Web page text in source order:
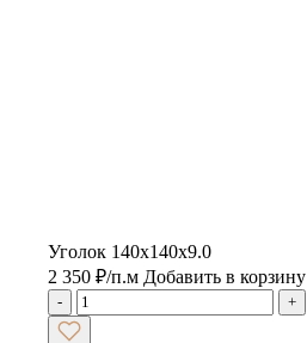
Уголок 140х140х9.0
2 350 ₽/п.м Добавить в корзину
- +